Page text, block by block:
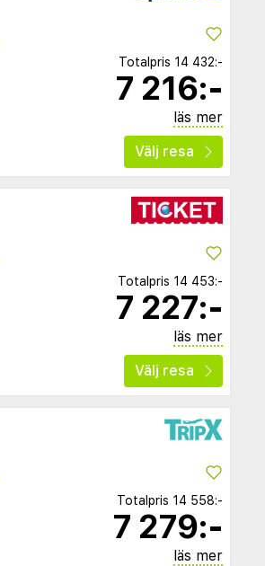
Totalpris 14 432:-
7 216:-
läs mer
Välj resa
Totalpris 14 453:-
7 227:-
läs mer
Välj resa
Totalpris 14 558:-
7 279:-
läs mer